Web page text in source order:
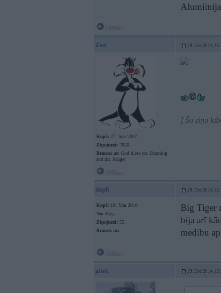
Zoo 29. Dec 2014,
Kopš: 27. Sep 2007
Ziņojumi: 7820
Braucu ar: God bless mr. Dunning
and mr. Kruger
[ Šo ziņu
dupli 29. Dec 2014,
Kopš: 10. Mar 2010
No: Rīga
Ziņojumi: 55
Braucu ar:
Big Tiger
bija arī
medību
gintc 29. Dec 2014,